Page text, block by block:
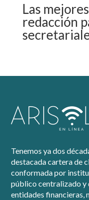
Las
redacción
Tenemos ya dos
destacada cartera de
conformada por
público centralizado y
entidades financieras,